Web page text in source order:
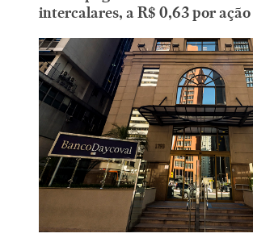
intercalares, a R$ 0,63 por ação